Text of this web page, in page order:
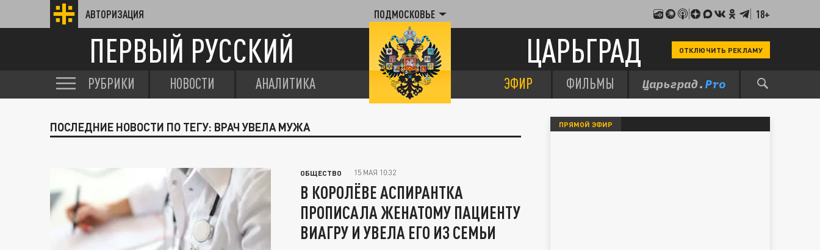
АВТОРИЗАЦИЯ ПОДМОСКОВЬЕ 18+
ПЕРВЫЙ РУССКИЙ ЦАРЬГРАД ОТКЛЮЧИТЬ РЕКЛАМУ
РУБРИКИ НОВОСТИ АНАЛИТИКА ЭФИР ФИЛЬМЫ
ПОСЛЕДНИЕ НОВОСТИ ПО ТЕГУ: ВРАЧ УВЕЛА МУЖА
ОБЩЕСТВО 15 МАЯ 10:32
В КОРОЛЁВЕ АСПИРАНТКА
ПРОПИСАЛА ЖЕНАТОМУ ПАЦИЕНТУ
ВИАГРУ И УВЕЛА ЕГО ИЗ СЕМЬИ
ПРЯМОЙ ЭФИР